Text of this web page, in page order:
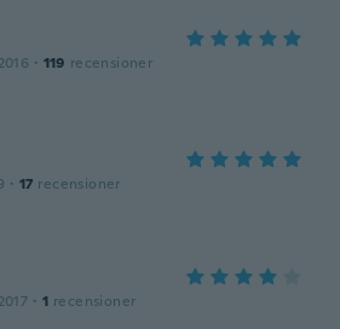
· 119 recensioner
· 17 recensioner
· 1 recensioner